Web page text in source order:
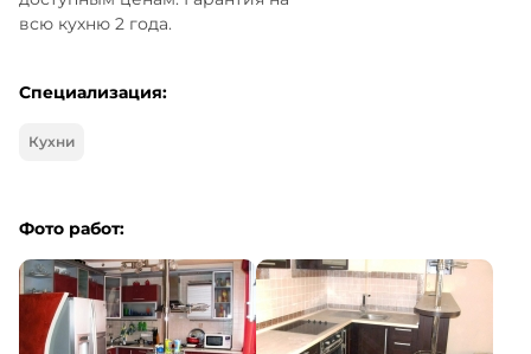
всю кухню 2 года.
Специализация:
Кухни
Фото работ: